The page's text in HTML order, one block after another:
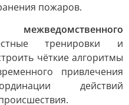
пожаров.
тренировки и
чёткие алгоритмы
привлечения
действий